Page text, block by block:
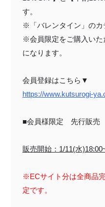
す。
※「バレンタイン」のカ
※会員限定をご購入いた
になります。
会員登録はこちら▼
https://www.kutsurogi-
■会員様限定 先行販売
販売開始：1/11(水
※ECサイト分は全商品
定です。